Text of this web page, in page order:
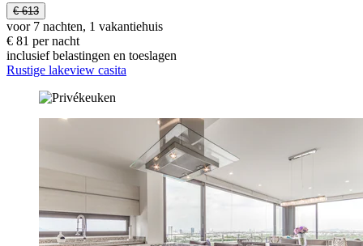
€ 613
voor 7 nachten, 1 vakantiehuis
€ 81 per nacht
inclusief belastingen en toeslagen
Rustige lakeview casita